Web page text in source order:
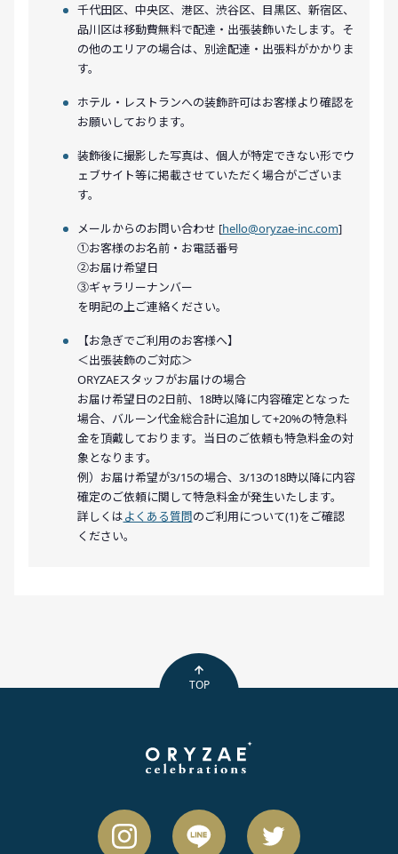
千代田区、中央区、港区、渋谷区、目黒区、新宿区、
品川区は移動費無料で配達・出張装飾いたします。そ
の他のエリアの場合は、別途配達・出張料がかかりま
す。
ホテル・レストランへの装飾許可はお客様より確認を
お願いしております。
装飾後に撮影した写真は、個人が特定できない形でウ
ェブサイト等に掲載させていただく場合がございま
す。
メールからのお問い合わせ [hello@oryzae-inc.com]
①お客様のお名前・お電話番号
②お届け希望日
③ギャラリーナンバー
を明記の上ご連絡ください。
【お急ぎでご利用のお客様へ】
＜出張装飾のご対応＞
ORYZAEスタッフがお届けの場合
お届け希望日の2日前、18時以降に内容確定となった
場合、バルーン代金総合計に追加して+20%の特急料
金を頂戴しております。当日のご依頼も特急料金の対
象となります。
例）お届け希望が3/15の場合、3/13の18時以降に内容
確定のご依頼に関して特急料金が発生いたします。
詳しくはよくある質問のご利用について(1)をご確認
ください。
TOP